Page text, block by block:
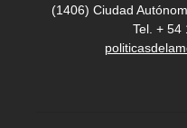
(1406) Ciudad
Tel. + 54